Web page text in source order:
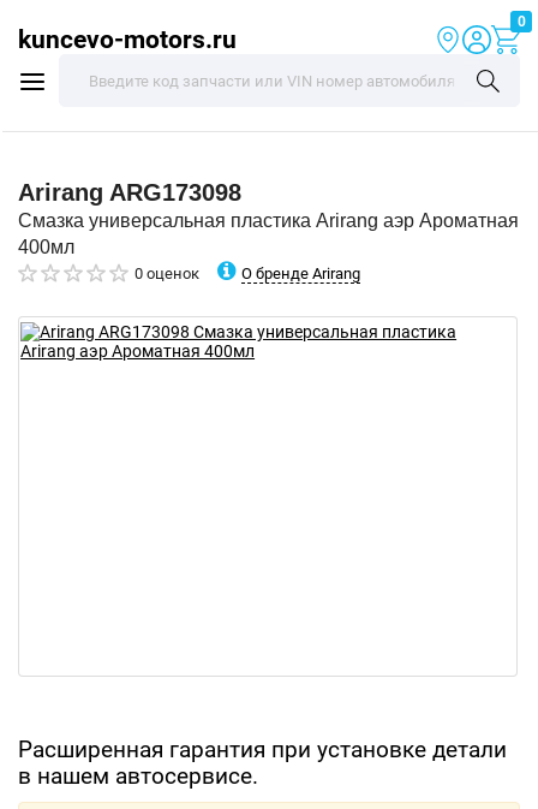
kuncevo-motors.ru
0
Arirang ARG173098
Смазка универсальная пластика Arirang аэр Ароматная
400мл
0 оценок О бренде Arirang
Расширенная гарантия при установке детали
в нашем автосервисе.